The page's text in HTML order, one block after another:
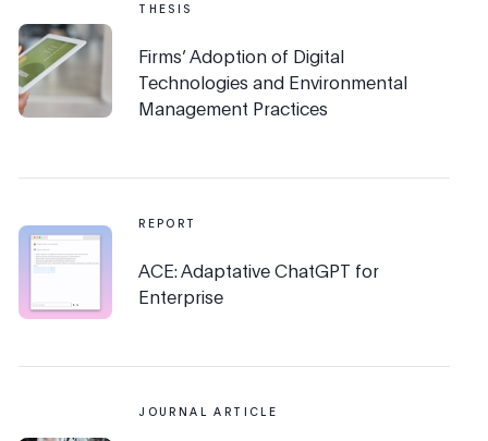
THESIS
Firms’ Adoption of Digital
Technologies and Environmental
Management Practices
REPORT
ACE: Adaptative ChatGPT for
Enterprise
JOURNAL ARTICLE